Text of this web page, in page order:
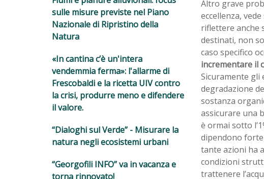
sulle misure previste nel Piano
Nazionale di Ripristino della
Natura
«In cantina c’è un'intera
vendemmia ferma»: l'allarme di
Frescobaldi e la ricetta UIV contro
la crisi, produrre meno e difendere
il valore.
“Dialoghi sul Verde” - Misurare la
natura negli ecosistemi urbani
“Georgofili INFO” va in vacanza e
torna rinnovato!
Altro grave
eccellenza,
riflettere anche
destinati, non
caso specifico
incrementare il
Sicuramente gli
degradazione
sostanza
assicurare una
è ormai sotto
dipendono
tante azioni ha
condizioni
trattenere